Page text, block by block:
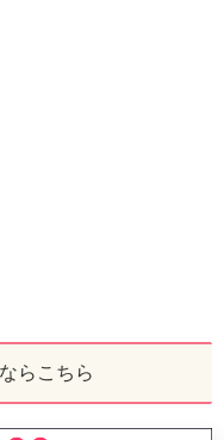
らこちら